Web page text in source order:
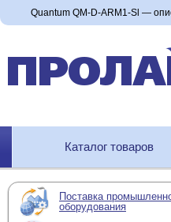
Quantum QM-D-ARM1-Sl —
Каталог товаров
Поставка
оборудования